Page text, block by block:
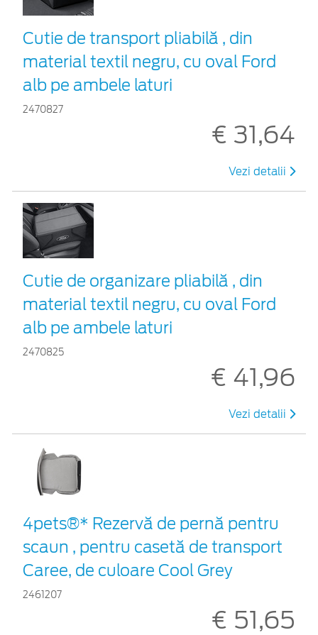
Cutie de transport pliabilă , din
material textil negru, cu oval Ford
alb pe ambele laturi
2470827
€ 31,64
Vezi detalii
Cutie de organizare pliabilă , din
material textil negru, cu oval Ford
alb pe ambele laturi
2470825
€ 41,96
Vezi detalii
4pets®* Rezervă de pernă pentru
scaun , pentru casetă de transport
Caree, de culoare Cool Grey
2461207
€ 51,65